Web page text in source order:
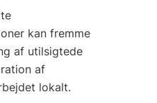
kan fremme
af utilsigtede
af
lokalt.